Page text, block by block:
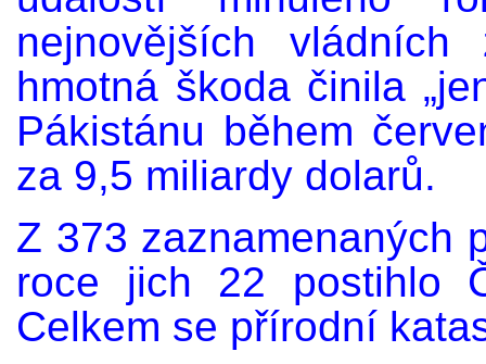
nejnovějších
hmotná škoda činila
Pákistánu během
za 9,5 miliardy dolarů.
Z 373 zaznamenaných
roce jich 22 postihlo
Celkem se přírodní